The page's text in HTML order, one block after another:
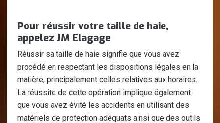
Pour réussir votre taille de haie,
appelez JM Elagage
Réussir sa taille de haie signifie que vous avez
procédé en respectant les dispositions légales en la
matière, principalement celles relatives aux horaires.
La réussite de cette opération implique également
que vous avez évité les accidents en utilisant des
matériels de protection adéquats ainsi que des outils